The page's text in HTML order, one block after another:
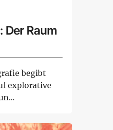
Der Raum
begibt
explorative